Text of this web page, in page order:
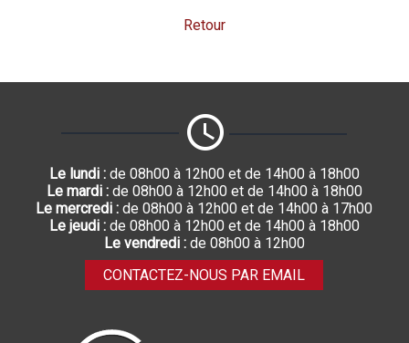
Retour
Le lundi :de 08h00 à 12h00 et de 14h00 à 18h00
Le mardi :de 08h00 à 12h00 et de 14h00 à 18h00
Le mercredi : de 08h00 à 12h00 et de 14h00 à 17h00
Le jeudi :de 08h00 à 12h00 et de 14h00 à 18h00
Le vendredi :de 08h00 à 12h00
CONTACTEZ-NOUS PAR EMAIL